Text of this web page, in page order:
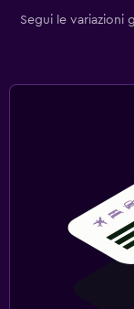
Segui le variazioni